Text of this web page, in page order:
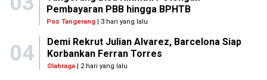
Pembayaran PBB hingga BPHTB
Pos Tangerang | 3 hari yang lalu
04
Demi Rekrut Julian Alvarez, Barcelona Siap
Korbankan Ferran Torres
Olahraga| 2 hari yang lalu